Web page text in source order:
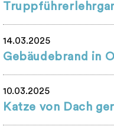
14.03.2025
Gebäudebrand in
10.03.2025
Katze von Dach